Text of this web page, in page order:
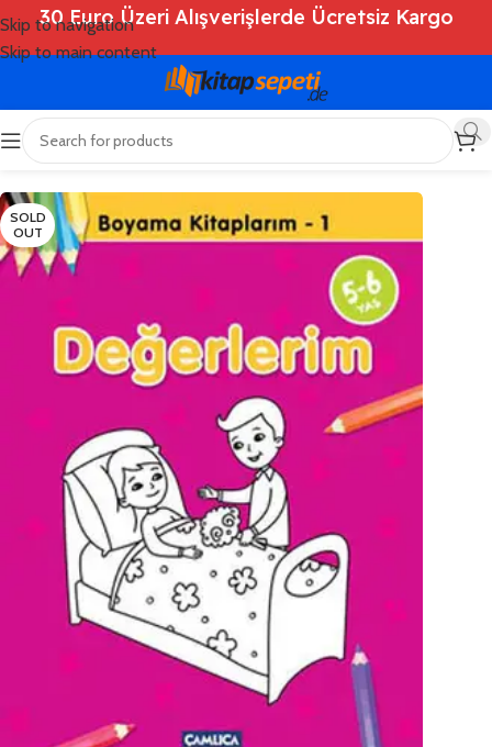
Skip to navigation
Skip to main content
30 Euro Üzeri Alışverişlerde Ücretsiz Kargo
Ana Sayfa Shop
SOLD
OUT